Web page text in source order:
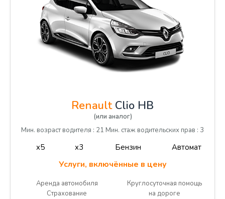
RenaultClio HB
(или аналог)
Мин. возраст водителя : 21 Мин. стаж водительских прав : 3
x5 x3 Бензин Автомат
Услуги, включённые в цену
Аренда автомобиля
Страхование
Круглосуточная помощь
на дороге